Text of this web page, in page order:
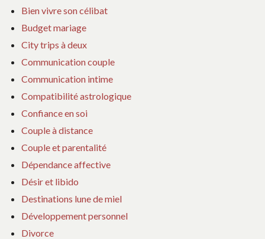
Bien vivre son célibat
Budget mariage
City trips à deux
Communication couple
Communication intime
Compatibilité astrologique
Confiance en soi
Couple à distance
Couple et parentalité
Dépendance affective
Désir et libido
Destinations lune de miel
Développement personnel
Divorce